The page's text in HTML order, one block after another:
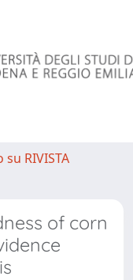
RIVISTA
of corn